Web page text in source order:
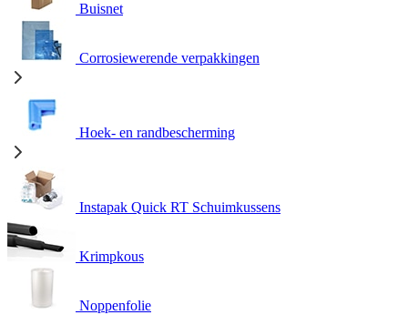
Buisnet
Corrosiewerende verpakkingen
Hoek- en randbescherming
Instapak Quick RT Schuimkussens
Krimpkous
Noppenfolie